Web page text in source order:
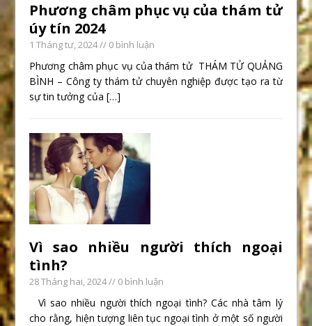
Phương châm phục vụ của thám tử
úy tín 2024
1 Tháng tư, 2024// 0 bình luận
Phương châm phục vụ của thám tử THÁM TỬ QUẢNG
BÌNH – Công ty thám tử chuyên nghiệp được tạo ra từ
sự tin tưởng của[…]
Vì sao nhiều người thích ngoại
tình?
28 Tháng hai, 2024// 0 bình luận
Vì sao nhiều người thích ngoại tình? Các nhà tâm lý
cho rằng, hiện tượng liên tục ngoại tình ở một số người